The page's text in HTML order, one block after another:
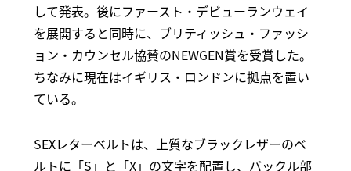
して発表。後にファースト・デビューランウェイ
を展開すると同時に、ブリティッシュ・ファッシ
ョン・カウンセル協賛のNEWGEN賞を受賞した。
ちなみに現在はイギリス・ロンドンに拠点を置い
ている。
SEXレターベルトは、上質なブラックレザーのベ
ルトに「S」と「X」の文字を配置し、バックル部